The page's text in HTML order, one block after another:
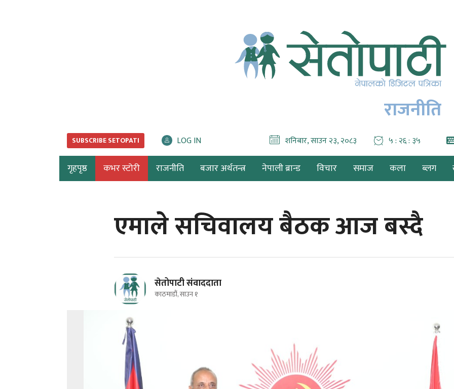
राजनीति
SUBSCRIBE SETOPATI LOG IN शनिबार, साउन २३, २०८३ ५ : २६ : ३७
गृहपृष्ठ कभर स्टोरी राजनीति बजार अर्थतन्त्र नेपाली ब्रान्ड विचार समाज कला ब्लग
एमाले सचिवालय बैठक आज बस्दै
सेतोपाटी संवाददाता
काठमाडौं, साउन १